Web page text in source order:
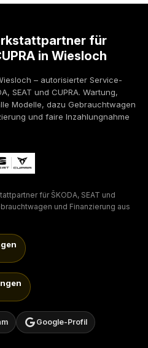
für
in Wiesloch
– autorisierter Service-
SEAT und CUPRA. Wartung,
Modelle, dazu Gebrauchtwagen
und faire Inzahlungnahme
für ŠKODA, SEAT und
und Finanzierung aus
Google-Profil